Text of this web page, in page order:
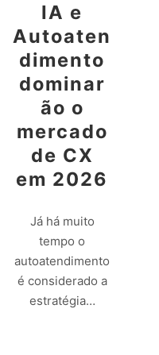
IA e
Autoaten
dimento
dominar
ão o
mercado
de CX
em 2026
Já há muito
tempo o
autoatendimento
é considerado a
estratégia…